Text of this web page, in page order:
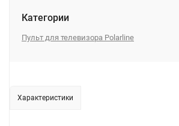
Категории
Пульт для телевизора Polarline
Характеристики